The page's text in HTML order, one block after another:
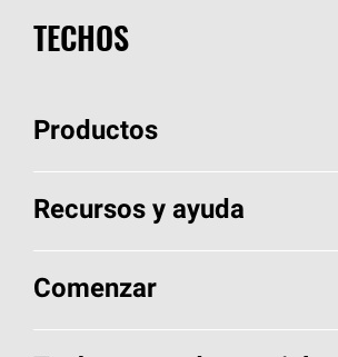
TECHOS
Productos
Elija sus tejas
Encuentre un contratista
Recursos y ayuda
Aspectos básicos sobre techos
Herramientas de diseño y color
Comenzar